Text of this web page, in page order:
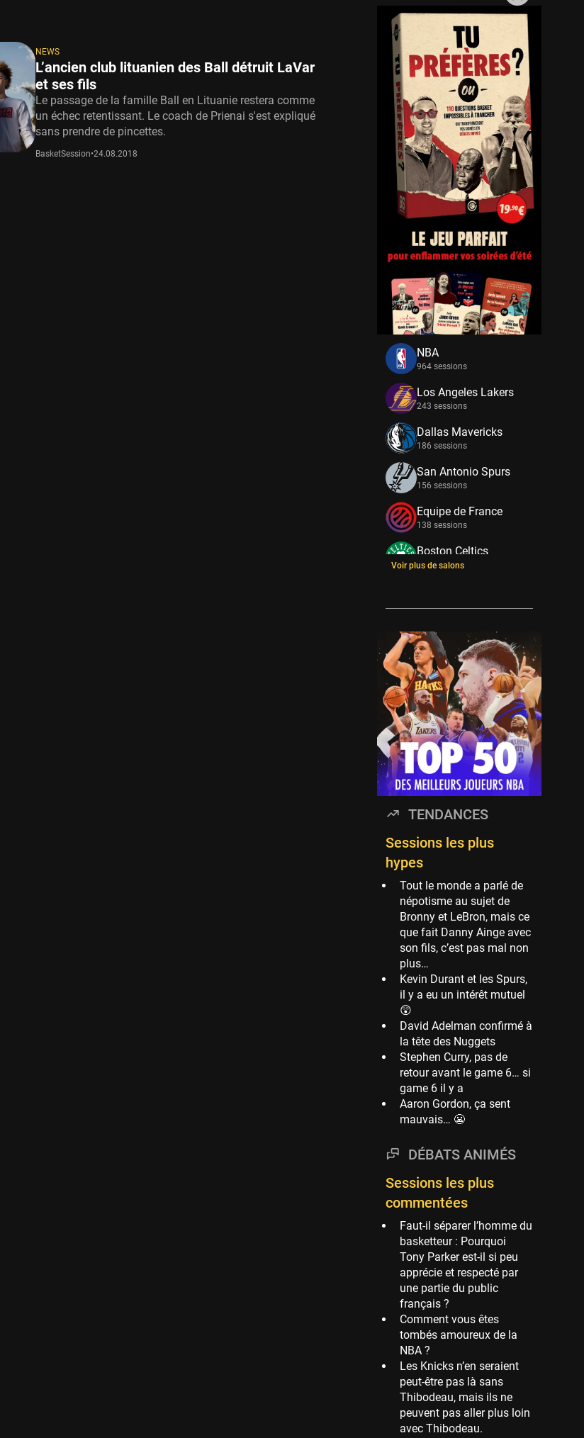
NEWS
L’ancien club lituanien des Ball détruit LaVar
et ses fils
Le passage de la famille Ball en Lituanie restera comme
un échec retentissant. Le coach de Prienai s'est expliqué
sans prendre de pincettes.
BasketSession•24.08.2018
NBA
964 sessions
Los Angeles Lakers
243 sessions
Dallas Mavericks
186 sessions
San Antonio Spurs
156 sessions
Equipe de France
138 sessions
Boston Celtics
133 sessions
Minnesota
Timberwolves
114 sessions
Golden State Warriors
113 sessions
Denver Nuggets
106 sessions
WNBA
97 sessions
Philadelphia Sixers
89 sessions
Milwaukee Bucks
Hoop Culture
Oklahoma City
Thunder
69 sessions
Phoenix Suns
69 sessions
63 sessions
Los Angeles Clippers
61 sessions
Indiana Pacers
53 sessions
52 sessions
Atlanta Hawks
45 sessions
Chicago Bulls
41 sessions
Memphis Grizzlies
39 sessions
Cleveland Cavaliers
38 sessions
Orlando Magic
36 sessions
Euroleague
34 sessions
Voir plus de salons
TENDANCES
Sessions les plus
hypes
Tout le monde a parlé de
népotisme au sujet de
Bronny et LeBron, mais ce
que fait Danny Ainge avec
son fils, c’est pas mal non
plus…
Kevin Durant et les Spurs,
il y a eu un intérêt mutuel
😲
David Adelman confirmé à
la tête des Nuggets
Stephen Curry, pas de
retour avant le game 6… si
game 6 il y a
Aaron Gordon, ça sent
mauvais… 😬
DÉBATS ANIMÉS
Sessions les plus
commentées
Faut-il séparer l’homme du
basketteur : Pourquoi
Tony Parker est-il si peu
apprécie et respecté par
une partie du public
français ?
Comment vous êtes
tombés amoureux de la
NBA ?
Les Knicks n’en seraient
peut-être pas là sans
Thibodeau, mais ils ne
peuvent pas aller plus loin
avec Thibodeau.